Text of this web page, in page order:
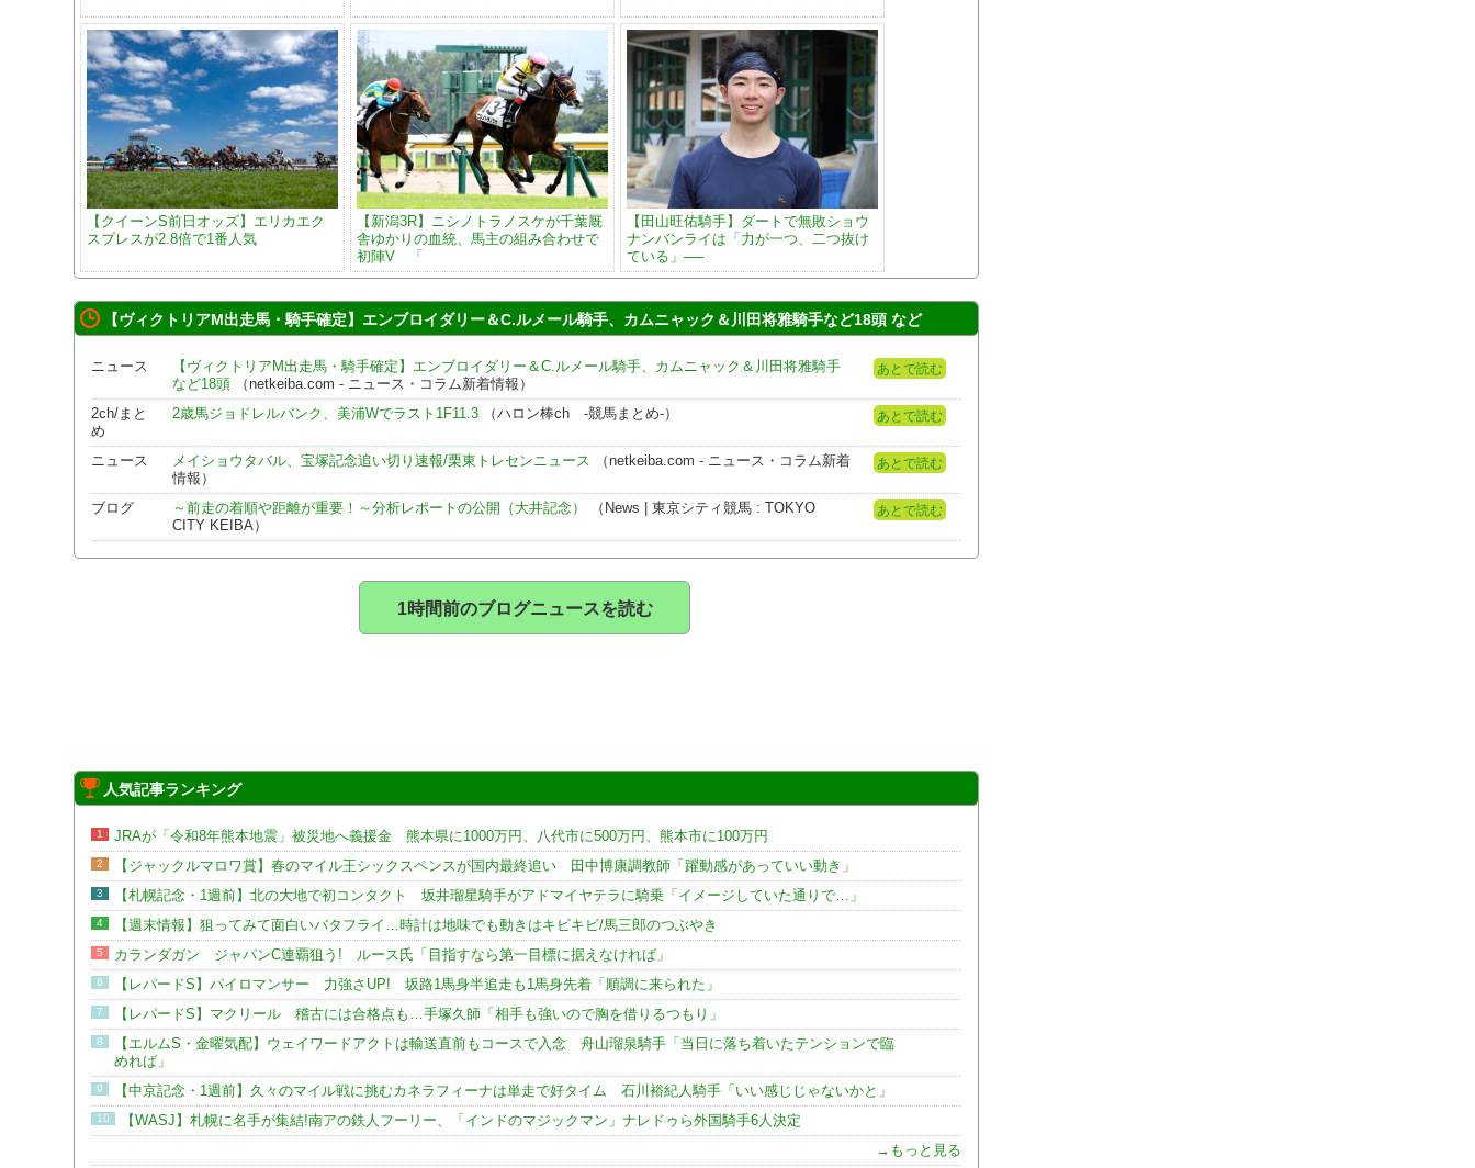
【クイーンS前日オッズ】エリカエク
スプレスが2.8倍で1番人気
【新潟3R】ニシノトラノスケが千葉厩
舎ゆかりの血統、馬主の組み合わせで
初陣V 「
【田山旺佑騎手】ダートで無敗ショウ
ナンバンライは「力が一つ、二つ抜け
ている」──
【ヴィクトリアM出走馬・騎手確定】エンブロイダリー＆C.ルメール騎手、カムニャック＆川田将雅騎手など18頭 など
ニュース
【ヴィクトリアM出走馬・騎手確定】エンブロイダリー＆C.ルメール騎手、カムニャック＆川田将雅騎手
など18頭（netkeiba.com - ニュース・コラム新着情報）
あとで読む
2ch/まと
め
2歳馬ジョドレルバンク、美浦Wでラスト1F11.3（ハロン棒ch -競馬まとめ-） あとで読む
ニュース メイショウタバル、宝塚記念追い切り速報/栗東トレセンニュース （netkeiba.com - ニュース・コラム新着
情報）
あとで読む
ブログ ～前走の着順や距離が重要！～分析レポートの公開（大井記念）
（News | 東京シティ競馬 : TOKYO
CITY KEIBA）
あとで読む
1時間前のブログニュースを読む
人気記事ランキング
1 JRAが「令和8年熊本地震」被災地へ義援金 熊本県に1000万円、八代市に500万円、熊本市に100万円
2 【ジャックルマロワ賞】春のマイル王シックスペンスが国内最終追い 田中博康調教師「躍動感があっていい動き」
3 【札幌記念・1週前】北の大地で初コンタクト 坂井瑠星騎手がアドマイヤテラに騎乗「イメージしていた通りで…」
4 【週末情報】狙ってみて面白いバタフライ…時計は地味でも動きはキビキビ/馬三郎のつぶやき
5 カランダガン ジャパンC連覇狙う! ルース氏「目指すなら第一目標に据えなければ」
6 【レパードS】パイロマンサー 力強さUP! 坂路1馬身半追走も1馬身先着「順調に来られた」
7 【レパードS】マクリール 稽古には合格点も…手塚久師「相手も強いので胸を借りるつもり」
8
【エルムS・金曜気配】ウェイワードアクトは輸送直前もコースで入念 舟山瑠泉騎手「当日に落ち着いたテンションで臨
めれば」
9 【中京記念・1週前】久々のマイル戦に挑むカネラフィーナは単走で好タイム 石川裕紀人騎手「いい感じじゃないかと」
10
【WASJ】札幌に名手が集結!南アの鉄人フーリー、「インドのマジックマン」ナレドゥら外国騎手6人決定
→もっと見る